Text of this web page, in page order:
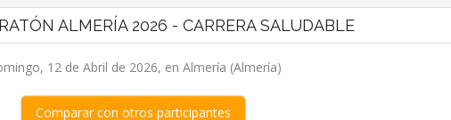
ALMERÍA 2026 - CARRERA SALUDABLE
12 de Abril de 2026, en Almería (Almería)
Comparar con otros participantes